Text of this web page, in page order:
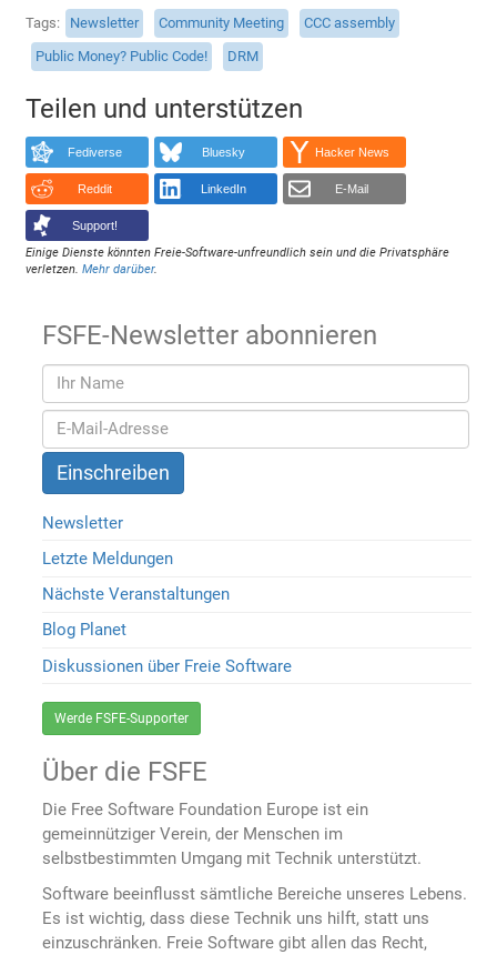
Tags Newsletter Community Meeting
CCC assembly
Public Money? Public Code!
DRM
Teilen und unterstützen
Fediverse Bluesky Hacker News
Reddit LinkedIn E-Mail
Support!
Einige Dienste könnten Freie-Software-unfreundlich sein und die Privatsphäre
verletzen.Mehr darüber.
FSFE-Newsletter abonnieren
Newsletter
Letzte Meldungen
Nächste Veranstaltungen
Blog Planet
Diskussionen über Freie Software
Werde FSFE-Supporter
Über die FSFE
Die Free Software Foundation Europe ist ein
gemeinnütziger Verein, der Menschen im
selbstbestimmten Umgang mit Technik unterstützt.
Software beeinflusst sämtliche Bereiche unseres Lebens.
Es ist wichtig, dass diese Technik uns hilft, statt uns
einzuschränken. Freie Software gibt allen das Recht,